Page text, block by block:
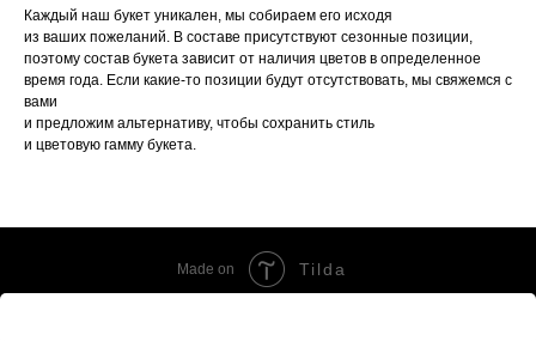
Каждый наш букет уникален, мы собираем его исходя
из ваших пожеланий. В составе присутствуют сезонные позиции,
поэтому состав букета зависит от наличия цветов в определенное
время года. Если какие-то позиции будут отсутствовать, мы свяжемся с
вами
и предложим альтернативу, чтобы сохранить стиль
и цветовую гамму букета.
Made on Tilda